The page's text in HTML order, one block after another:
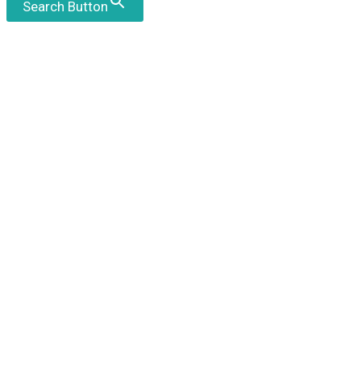
Search Button